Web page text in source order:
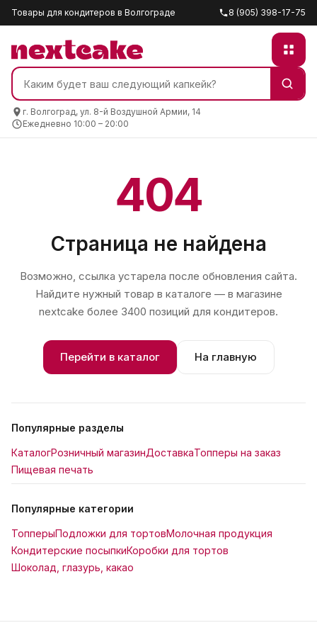
Товары для кондитеров в Волгограде 8 (905) 398-17-75
г. Волгоград, ул. 8-й Воздушной Армии, 14
Ежедневно 10:00 – 20:00
404
Страница не найдена
Возможно, ссылка устарела после обновления сайта.
Найдите нужный товар в каталоге — в магазине
nextcake более 3400 позиций для кондитеров.
Перейти в каталог На главную
Популярные разделы
КаталогРозничный магазинДоставкаТопперы на заказ
Пищевая печать
Популярные категории
ТопперыПодложки для тортовМолочная продукция
Кондитерские посыпкиКоробки для тортов
Шоколад, глазурь, какао